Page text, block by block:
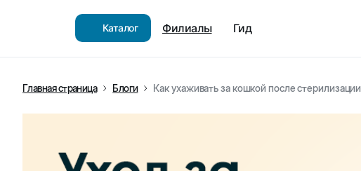
Каталог Филиалы Гид
Главная страница Блоги Как ухаживать за кошкой после стерилизации